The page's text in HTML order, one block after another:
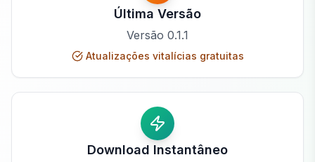
Última Versão
Versão 0.1.1
Atualizações vitalícias gratuitas
Download Instantâneo